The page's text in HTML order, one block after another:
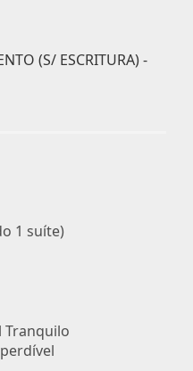
(S/ ESCRITURA) -
1 suíte)
Tranquilo